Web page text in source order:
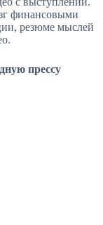
финансовыми
резюме мыслей
прессу